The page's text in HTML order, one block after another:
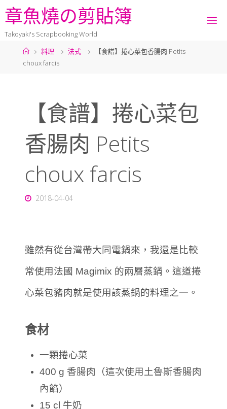
章魚燒の剪貼簿
Takoyaki's Scrapbooking World
料理
法式
【食譜】捲心菜包香腸肉 Petits
choux farcis
【食譜】捲心菜包
香腸肉 Petits
choux farcis
2018-04-04
雖然有從台灣帶大同電鍋來，我還是比較
常使用法國 Magimix 的兩層蒸鍋。這道捲
心菜包豬肉就是使用該蒸鍋的料理之一。
食材
一顆捲心菜
400 g 香腸肉（這次使用土魯斯香腸肉
內餡）
15 cl 牛奶